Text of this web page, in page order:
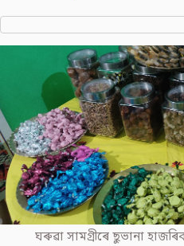
ঘৰুৱা সামগ্ৰীৰে ছুভানা